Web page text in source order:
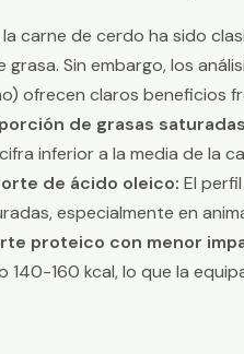
carne de cerdo ha sido
grasa. Sin embargo, los
ofrecen claros beneficios
de grasas
inferior a la media de la
de ácido oleico: El
especialmente en
proteico con menor
140-160 kcal, lo que la